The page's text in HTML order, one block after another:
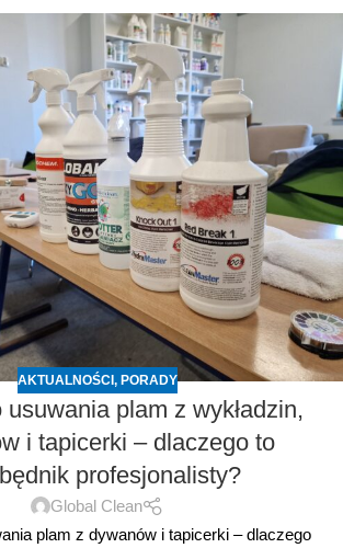
AKTUALNOŚCI , PORADY
plam z wykładzin,
i tapicerki – dlaczego to
profesjonalisty?
Global Clean
plam z dywanów i tapicerki – dlaczego